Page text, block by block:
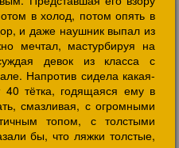
в холод, потом опять в
и даже наушник выпал из
мечтал, мастурбируя на
девок из класса с
Напротив сидела какая-
тётка, годящаяся ему в
смазливая, с огромными
топом, с толстыми
бы, что ляжки толстые,